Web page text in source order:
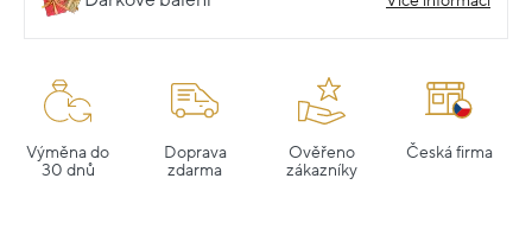
Výměna do
30 dnů
Doprava
zdarma
Ověřeno
zákazníky
Česká firma